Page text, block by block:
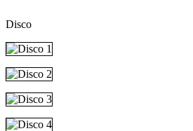
Disco